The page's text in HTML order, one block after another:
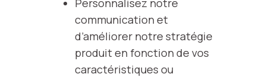
Personnalisez notre
communication et
d’améliorer notre stratégie
produit en fonction de vos
caractéristiques ou